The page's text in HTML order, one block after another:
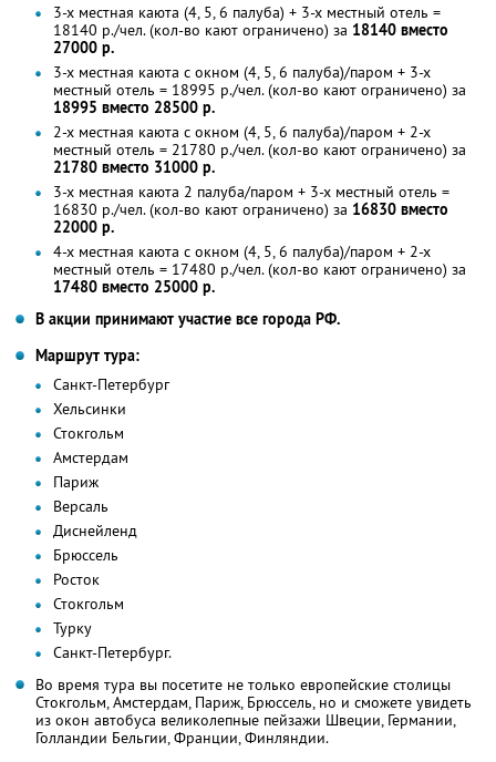
3-х местная каюта (4, 5, 6 палуба) + 3-х местный отель =
18140 р./чел. (кол-во кают ограничено) за 18140 вместо
27000 р.
3-х местная каюта с окном (4, 5, 6 палуба)/паром + 3-х
местный отель = 18995 р./чел. (кол-во кают ограничено) за
18995 вместо 28500 р.
2-х местная каюта с окном (4, 5, 6 палуба)/паром + 2-х
местный отель = 21780 р./чел. (кол-во кают ограничено) за
21780 вместо 31000 р.
3-х местная каюта 2 палуба/паром + 3-х местный отель =
16830 р./чел. (кол-во кают ограничено) за 16830 вместо
22000 р.
4-х местная каюта с окном (4, 5, 6 палуба)/паром + 2-х
местный отель = 17480 р./чел. (кол-во кают ограничено) за
17480 вместо 25000 р.
В акции принимают участие все города РФ.
Маршрут тура:
Санкт-Петербург
Хельсинки
Стокгольм
Амстердам
Париж
Версаль
Диснейленд
Брюссель
Росток
Стокгольм
Турку
Санкт-Петербург.
Во время тура вы посетите не только европейские столицы
Стокгольм, Амстердам, Париж, Брюссель, но и сможете увидеть
из окон автобуса великолепные пейзажи Швеции, Германии,
Голландии Бельгии, Франции, Финляндии.